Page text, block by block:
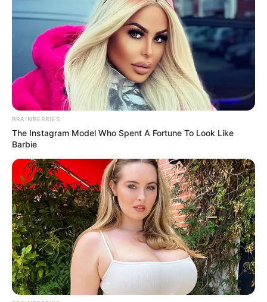
https://www.youtube.com/watch?v=nmJdSJmvb-
M
Marcia Galti
Aprenda como fazer um sapatinho que parece
com um tênis!
Flávia Santana
34 Inspirações de sapatinhos de tricô
BRAINBERRIES
The Instagram Model Who Spent A Fortune To Look Like
Barbie